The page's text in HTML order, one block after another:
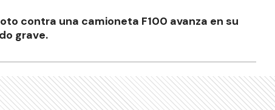
contra una camioneta F100 avanza en su
grave.